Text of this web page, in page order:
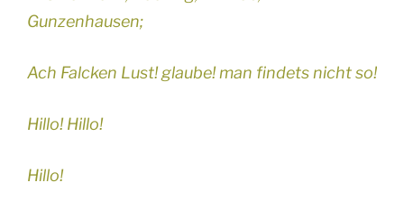
Gunzenhausen;
Ach Falcken Lust! glaube! man findets nicht so!
Hillo! Hillo!
Hillo!